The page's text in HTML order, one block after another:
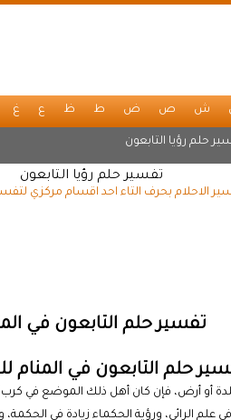
ش ص ض ط ظ ع غ
حلم رؤيا التابعون
تفسير حلم رؤيا التابعون
الاحلام بحرف التاء احد اقسام مركزي
تفسير حلم التابعون في
حلم التابعون في المنام
أو أرض، فإن كان أهل ذلك الموضع في
الرائي، ورؤية الحكماء زيادة في الحكمة،